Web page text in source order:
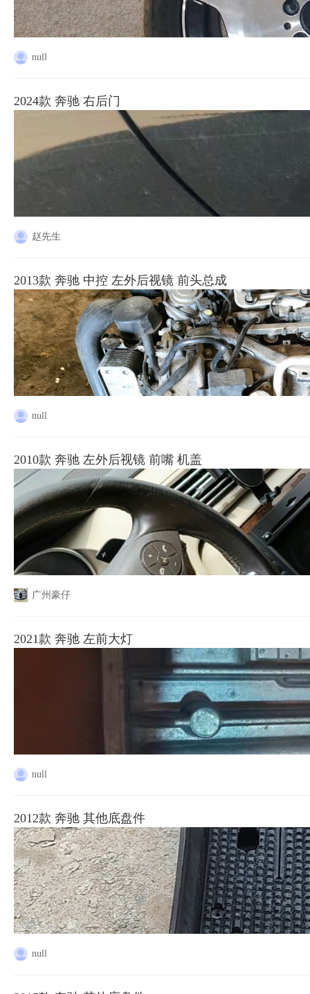
null
2024款 奔驰 右后门
赵先生
2013款 奔驰 中控 左外后视镜 前头总成
null
2010款 奔驰 左外后视镜 前嘴 机盖
广州豪仔
2021款 奔驰 左前大灯
null
2012款 奔驰 其他底盘件
null